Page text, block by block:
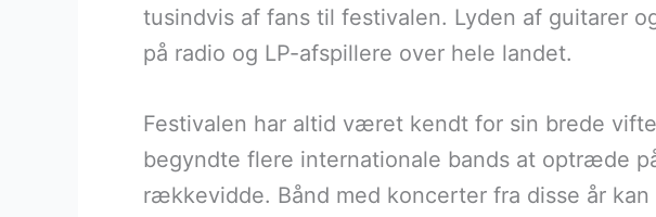
tusindvis af fans til festivalen. Lyden af guitarer
på radio og LP-afspillere over hele landet.
Festivalen har altid været kendt for sin brede
begyndte flere internationale bands at optræde
rækkevidde. Bånd med koncerter fra disse år